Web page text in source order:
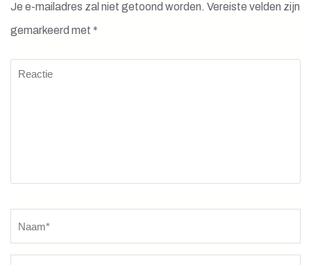
Je e-mailadres zal niet getoond worden. Vereiste velden zijn
gemarkeerd met *
Reactie